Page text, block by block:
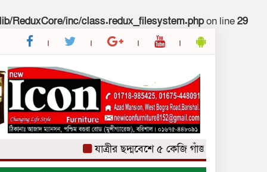
ReduxCore/inc/class.redux_filesystem.phpon line29
যাত্রীর ছদ্মবেশে ৫ কেজি গাঁজাসহ মাদক